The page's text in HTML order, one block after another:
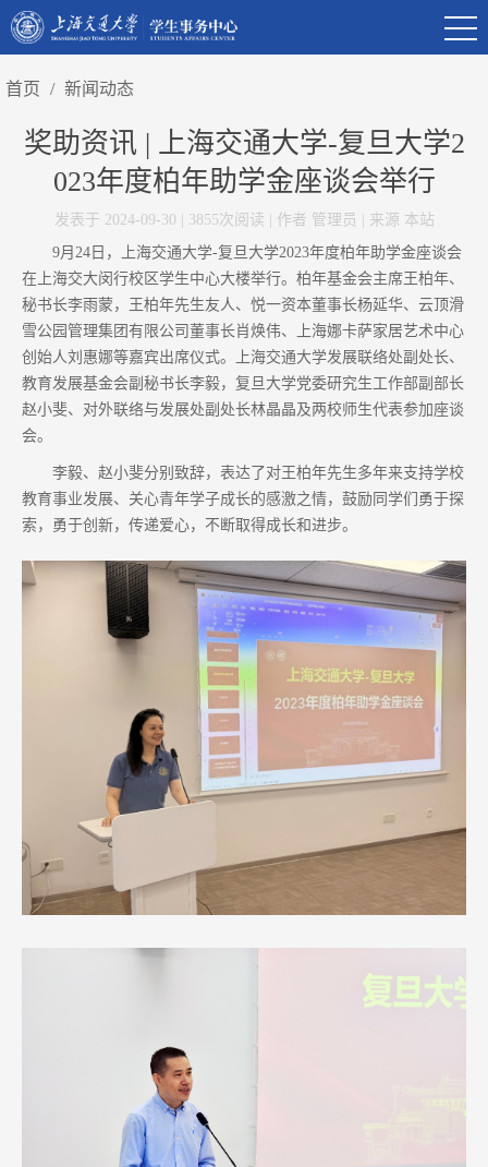
首页 / 新闻动态
奖助资讯 | 上海交通大学-复旦大学2
023年度柏年助学金座谈会举行
发表于 2024-09-30 | 3855次阅读 | 作者 管理员 | 来源 本站
9月24日，上海交通大学-复旦大学2023年度柏年助学金座谈会
在上海交大闵行校区学生中心大楼举行。柏年基金会主席王柏年、
秘书长李雨蒙，王柏年先生友人、悦一资本董事长杨延华、云顶滑
雪公园管理集团有限公司董事长肖焕伟、上海娜卡萨家居艺术中心
创始人刘惠娜等嘉宾出席仪式。上海交通大学发展联络处副处长、
教育发展基金会副秘书长李毅，复旦大学党委研究生工作部副部长
赵小斐、对外联络与发展处副处长林晶晶及两校师生代表参加座谈
会。
李毅、赵小斐分别致辞，表达了对王柏年先生多年来支持学校
教育事业发展、关心青年学子成长的感激之情，鼓励同学们勇于探
索，勇于创新，传递爱心，不断取得成长和进步。